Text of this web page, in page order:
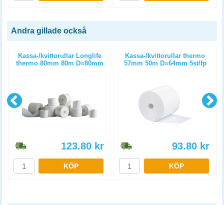
Andra gillade också
Kassa-/kvittorullar Longlife
thermo 80mm 80m D=80mm
123.80 kr
KÖP
Kassa-/kvittorullar thermo
57mm 50m D=64mm 5st/fp
93.80 kr
KÖP